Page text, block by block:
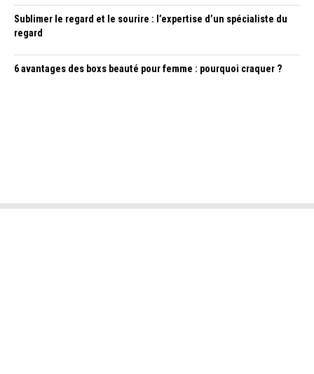
Sublimer le regard et le sourire : l’expertise d’un spécialiste du
regard
6 avantages des boxs beauté pour femme : pourquoi craquer ?